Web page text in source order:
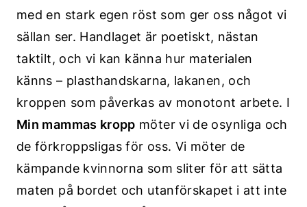
med en stark egen röst som ger oss något vi
sällan ser. Handlaget är poetiskt, nästan
taktilt, och vi kan känna hur materialen
känns – plasthandskarna, lakanen, och
kroppen som påverkas av monotont arbete. I
Min mammas kropp möter vi de osynliga och
de förkroppsligas för oss. Vi möter de
kämpande kvinnorna som sliter för att sätta
maten på bordet och utanförskapet i att inte